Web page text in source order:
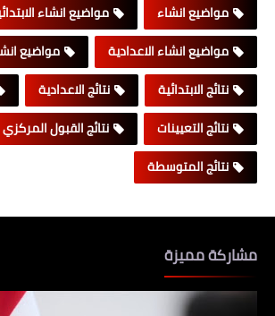
مواضيع انشاء
مواضيع انشاء
مواضيع انشاء الاعدادية
مواضيع
نتائج الابتدائية
نتائج الاعدادية
نتائج التعيينات
نتائج القبول المركزي
نتائج المتوسطة
مشاركة مميزة